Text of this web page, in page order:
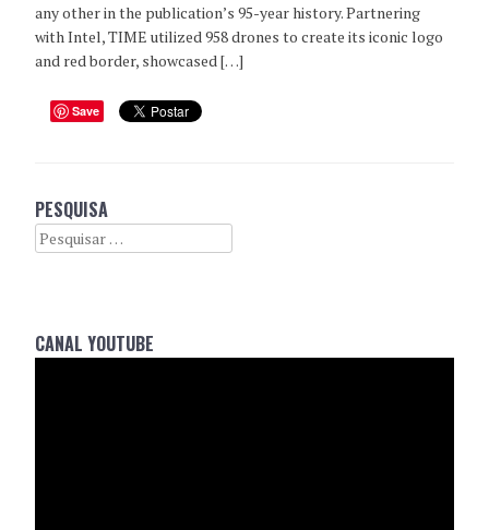
any other in the publication’s 95-year history. Partnering
with Intel, TIME utilized 958 drones to create its iconic logo
and red border, showcased […]
Save
PESQUISA
Search
CANAL YOUTUBE